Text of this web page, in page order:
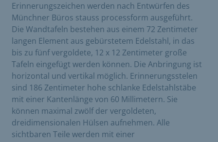
Erinnerungszeichen werden nach Entwürfen des
Münchner Büros stauss processform ausgeführt.
Die Wandtafeln bestehen aus einem 72 Zentimeter
langen Element aus gebürstetem Edelstahl, in das
bis zu fünf vergoldete, 12 x 12 Zentimeter große
Tafeln eingefügt werden können. Die Anbringung ist
horizontal und vertikal möglich. Erinnerungsstelen
sind 186 Zentimeter hohe schlanke Edelstahlstäbe
mit einer Kantenlänge von 60 Millimetern. Sie
können maximal zwölf der vergoldeten,
dreidimensionalen Hülsen aufnehmen. Alle
sichtbaren Teile werden mit einer